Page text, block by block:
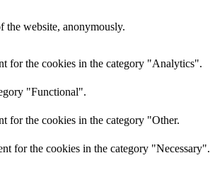
the website, anonymously.
for the cookies in the category "Analytics".
"Functional".
for the cookies in the category "Other.
for the cookies in the category "Necessary".